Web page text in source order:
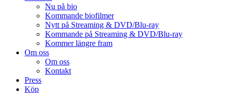
Nu på bio
Kommande biofilmer
Nytt på Streaming & DVD/Blu-ray
Kommande på Streaming & DVD/Blu-ray
Kommer längre fram
Om oss
Om oss
Kontakt
Press
Köp